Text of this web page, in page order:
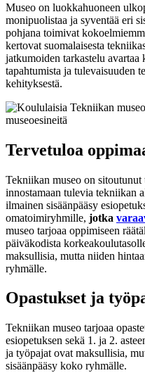
Museo on luokkahuoneen
monipuolistaa ja syventää eri
pohjana toimivat
kertovat suomalaisesta
jatkumoiden tarkastelu
tapahtumista ja tulevaisuuden
kehityksestä.
Tervetuloa
Tekniikan museo on sitoutunut
innostamaan tulevia tekniikan
ilmainen sisäänpääsy
omatoimiryhmille, jotka
museo tarjoaa oppimiseen
päiväkodista
maksullisia, mutta niiden
ryhmälle.
Opastukset ja
Tekniikan museo tarjoaa
esiopetuksen sekä 1. ja 2.
ja työpajat ovat maksullisia,
sisäänpääsy koko ryhmälle.